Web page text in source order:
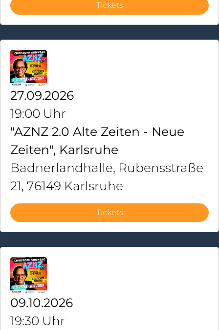
Tickets
27.09.2026
19:00 Uhr
"AZNZ 2.0 Alte Zeiten - Neue
Zeiten", Karlsruhe
Badnerlandhalle, Rubensstraße
21, 76149 Karlsruhe
Tickets
09.10.2026
19:30 Uhr